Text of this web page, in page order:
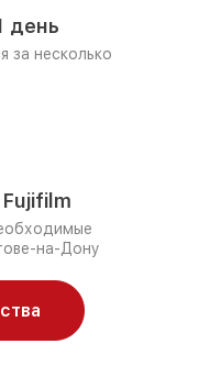
день
за несколько
на-Дону